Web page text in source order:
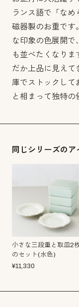
ランス語で「な
磁器製のお重です
な印象の色展開で
も並べたくなりま
だか上品に見えて
庫でストックして
と相まって独特の
同じシリーズのア
小さな三段重と取皿2
のセット(水色)
¥11,330